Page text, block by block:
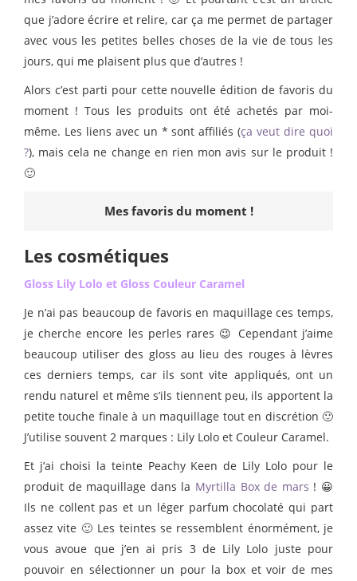
que j’adore écrire et relire, car ça me permet de partager
avec vous les petites belles choses de la vie de tous les
jours, qui me plaisent plus que d’autres !
Alors c’est parti pour cette nouvelle édition de favoris du
moment ! Tous les produits ont été achetés par moi-
même. Les liens avec un * sont affiliés (ça veut dire quoi
?), mais cela ne change en rien mon avis sur le produit !
🙂
Mes favoris du moment !
Les cosmétiques
Gloss Lily Lolo et Gloss Couleur Caramel
Je n’ai pas beaucoup de favoris en maquillage ces temps,
je cherche encore les perles rares 😉 Cependant j’aime
beaucoup utiliser des gloss au lieu des rouges à lèvres
ces derniers temps, car ils sont vite appliqués, ont un
rendu naturel et même s’ils tiennent peu, ils apportent la
petite touche finale à un maquillage tout en discrétion 🙂
J’utilise souvent 2 marques : Lily Lolo et Couleur Caramel.
Et j’ai choisi la teinte Peachy Keen de Lily Lolo pour le
produit de maquillage dans la Myrtilla Box de mars ! 😀
Ils ne collent pas et un léger parfum chocolaté qui part
assez vite 🙂 Les teintes se ressemblent énormément, je
vous avoue que j’en ai pris 3 de Lily Lolo juste pour
pouvoir en sélectionner un pour la box et voir de mes